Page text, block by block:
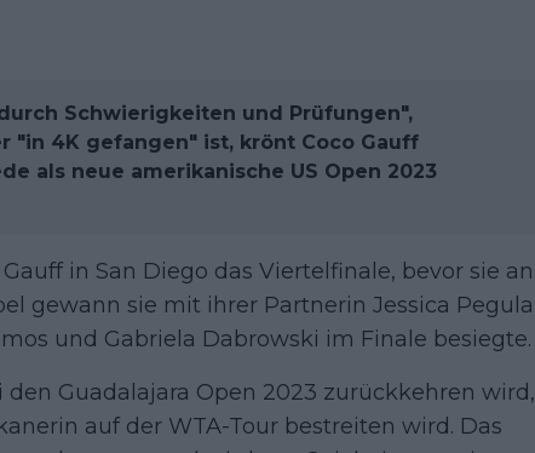
Schwierigkeiten und Prüfungen",
"in 4K gefangen" ist, krönt Coco Gauff
als neue amerikanische US Open 2023
in San Diego das Viertelfinale, bevor sie an
gewann sie mit ihrer Partnerin Jessica Pegula
und Gabriela Dabrowski im Finale besiegte.
den Guadalajara Open 2023 zurückkehren wird,
auf der WTA-Tour bestreiten wird. Das